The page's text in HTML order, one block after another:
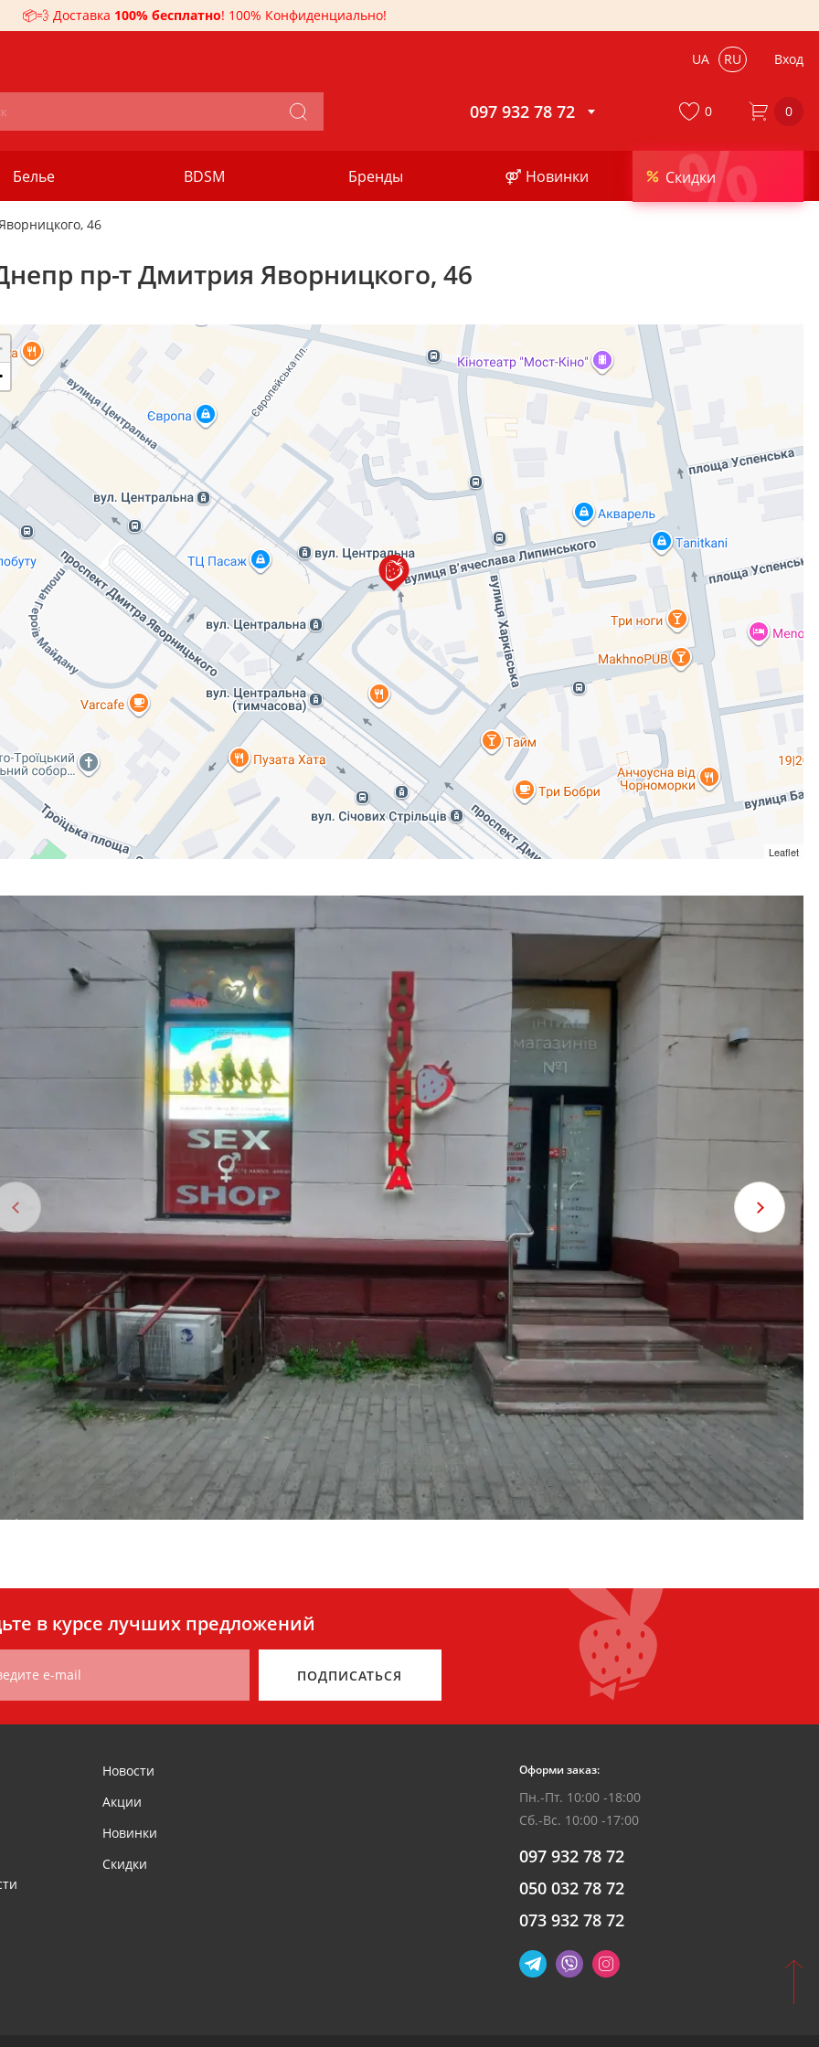
📦💨 Доставка 100% бесплатно! 100% Конфиденциально!
UA RU Вход
097 932 78 72 0
Белье BDSM Бренды ⚤ Новинки %
Скидки
0
46
пр-т Дмитрия Яворницкого, 46
Leaflet
в курсе лучших предложений
e-mail ПОДПИСАТЬСЯ
Новости
Акции
Новинки
Скидки
Оформи заказ:
Пн.-Пт. 10:00 -18:00
Сб.-Вс. 10:00 -17:00
097 932 78 72
050 032 78 72
073 932 78 72